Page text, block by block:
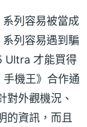
列容易被當成
列容易遇到騙
Ultra 才能買得
機王》合作通
對外觀機況、
的資訊，而且